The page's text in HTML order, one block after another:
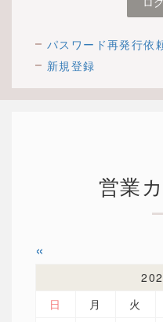
パスワード再発行依
新規登録
営業
«
日
月 火